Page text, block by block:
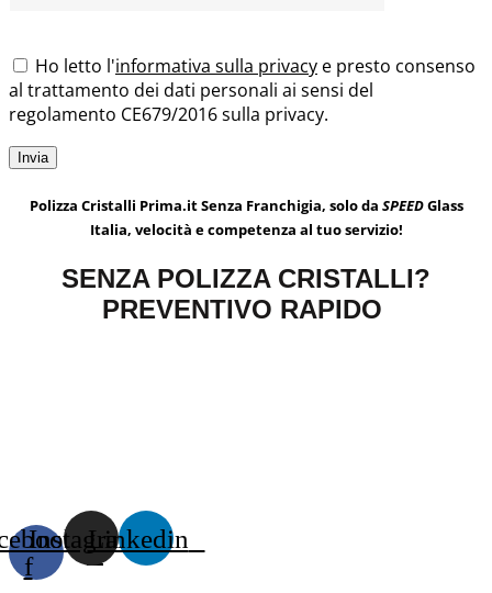
Ho letto l'informativa sulla privacy e presto consenso
al trattamento dei dati personali ai sensi del
regolamento CE679/2016 sulla privacy.
Polizza Cristalli Prima.it Senza Franchigia, solo da SPEEDGlass
Italia, velocità e competenza al tuo servizio!
SENZA POLIZZA CRISTALLI?
PREVENTIVO RAPIDO
f
InstagramLinkedin